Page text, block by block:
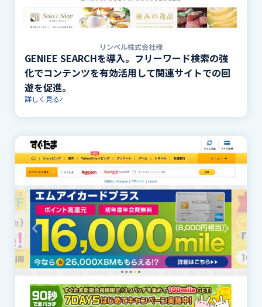
リンベル株式会社様
GENIEE SEARCHを導入。フリーワード検索の強
化でコンテンツを有効活用して関連サイトでの回
遊を促進。
詳しく見る